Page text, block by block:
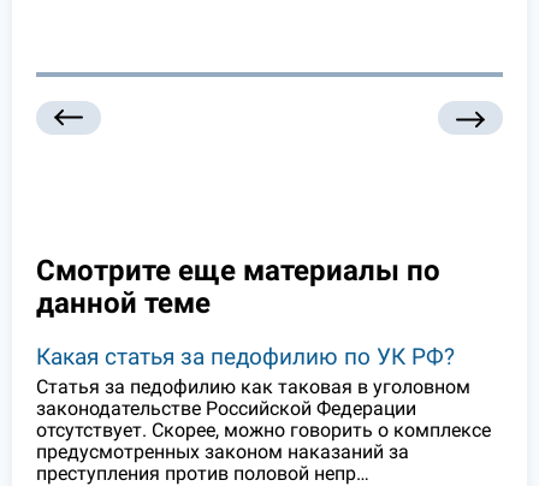
Смотрите еще материалы по
данной теме
Какая статья за педофилию по УК РФ?
Статья за педофилию как таковая в уголовном
законодательстве Российской Федерации
отсутствует. Скорее, можно говорить о комплексе
предусмотренных законом наказаний за
преступления против половой непр…